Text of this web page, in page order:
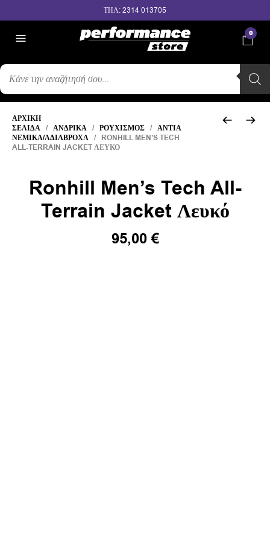
ΤΗΛ: 2314 013705
0
ΑΝΑΖΉΤΗΣΗ
ΠΡΟΪΌΝΤΩΝ
ΑΡΧΙΚΉ
ΣΕΛΊΔΑ / ΑΝΔΡΙΚΆ / ΡΟΥΧΙΣΜΌΣ / ΑΝΤΙΑ
ΝΕΜΙΚΆ/ΑΔΙΆΒΡΟΧΑ / RONHILL MEN’S TECH
ALL-TERRAIN JACKET ΛΕΥΚΌ
Ronhill Men’s Tech All-
Terrain Jacket Λευκό
95,00€